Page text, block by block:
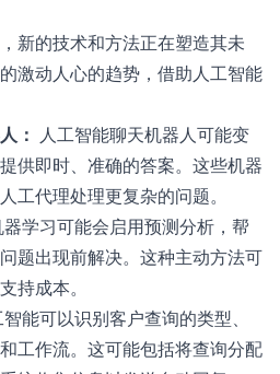
新的技术和方法正在塑造其未
激动人心的趋势，借助人工智能
： 人工智能聊天机器人可能变
供即时、准确的答案。这些机器
工代理处理更复杂的问题。
器学习可能会启用预测分析，帮
题出现前解决。这种主动方法可
持成本。
智能可以识别客户查询的类型、
工作流。这可能包括将查询分配